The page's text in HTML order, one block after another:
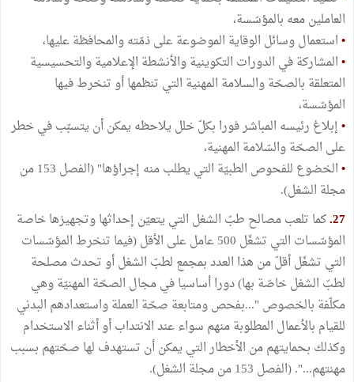
العاملين معه بالمؤسّسة،
•استعمال وسائل الوقاية الموضوعة على ذمّته والمحافظة عليها،
•المشاركة في الدورات التكوينية والأنشطة الإعلامية والتحسيسية
المتعلقة بالصحّة والسلامة المهنية التي تنظمها أو تنخرط فيها
المؤسّسة،
•إبلاغ رئيسه المباشر فورا بكلّ خلل يلاحظه يمكن أن يتسبّب في خطر
على الصحّة والسّلامة المهنية،
•
الخضوع للفحوص الطبيّة التي يطلب منه إجراؤها" (الفصل 153 من
مجلة الشغل).
27. كما تلعب مصالح طبّ الشغل التي يتعيّن إحداثها وتجهيزها خاصة
المؤسّسات التي تشغّل 500 عامل على الأقل (فيما تنخرط المؤسّسات
التي تشغّل أقلّ من هذا العدد بمجمع لطبّ الشغل أو تحدث مصلحة
لطبّ الشغل خاصّة بها) دورا أساسيا في مجال الصحّة المهنيّة وهي
مكلّفة بالخصوص "...بفحص ومتابعة صحّة العملة واستعدادهم البدني
للقيام بالأعمال المطلوبة منهم سواء عند الانتداب أو أثناء الاستخدام
وكذلك بحمايتهم من الأخطار التي يمكن أن تستهدف لها صحّتهم بسبب
مهنتهم...". (الفصل 153 من مجلة الشغل).